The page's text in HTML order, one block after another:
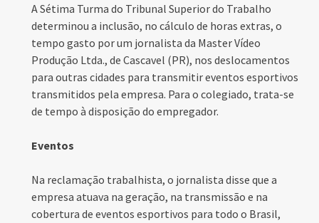
A Sétima Turma do Tribunal Superior do Trabalho
determinou a inclusão, no cálculo de horas extras, o
tempo gasto por um jornalista da Master Vídeo
Produção Ltda., de Cascavel (PR), nos deslocamentos
para outras cidades para transmitir eventos esportivos
transmitidos pela empresa. Para o colegiado, trata-se
de tempo à disposição do empregador.
Eventos
Na reclamação trabalhista, o jornalista disse que a
empresa atuava na geração, na transmissão e na
cobertura de eventos esportivos para todo o Brasil,